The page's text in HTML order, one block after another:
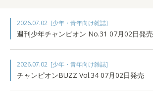
2026.07.02 [少年・青年向け雑誌]
週刊少年チャンピオン No.31 07月02日発売
2026.07.02 [少年・青年向け雑誌]
チャンピオンBUZZ Vol.34 07月02日発売